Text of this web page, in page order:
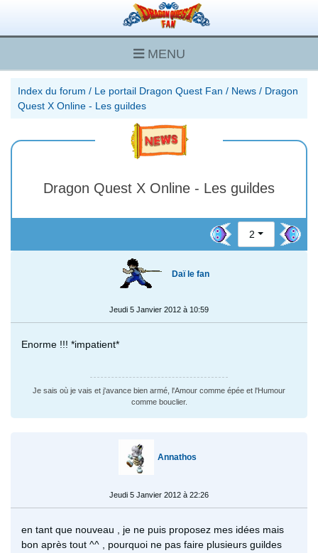
MENU
Index du forum / Le portail Dragon Quest Fan / News / Dragon
Quest X Online - Les guildes
Dragon Quest X Online - Les guildes
2
Daï le fan
Jeudi 5 Janvier 2012 à 10:59
Enorme !!! *impatient*
Je sais où je vais et j'avance bien armé, l'Amour comme épée et l'Humour
comme bouclier.
Annathos
Jeudi 5 Janvier 2012 à 22:26
en tant que nouveau , je ne puis proposez mes idées mais
bon après tout ^^ , pourquoi ne pas faire plusieurs guildes